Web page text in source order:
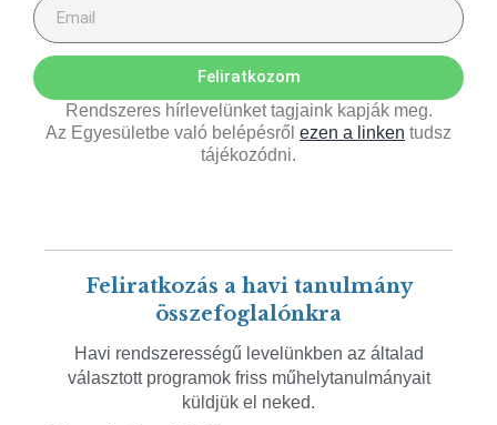
Feliratkozom
Rendszeres hírlevelünket tagjaink kapják meg.
Az Egyesületbe való belépésről ezen a linken tudsz
tájékozódni.
Feliratkozás a havi tanulmány
összefoglalónkra
Havi rendszerességű levelünkben az általad
választott programok friss műhelytanulmányait
küldjük el neked.